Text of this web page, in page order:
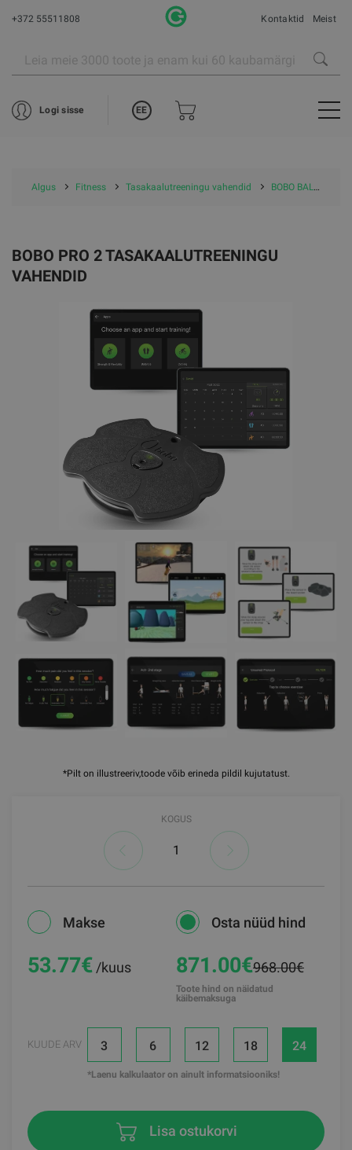
+372 55511808 Kontaktid Meist
Logi sisse EE
Algus Fitness Tasakaalutreeningu vahendid BOBO BALANCE tasakaalutreeningu vahendid
*Pilt on illustreeriv,toode võib erineda pildil kujutatust.
BOBO PRO 2 TASAKAALUTREENINGU
VAHENDID
KOGUS
Makse
53.77€ /kuus
Osta nüüd hind
871.00€968.00€
Toote hind on näidatud
käibemaksuga
KUUDE ARV 3 6 12 18 24
*Laenu kalkulaator on ainult informatsiooniks!
Lisa ostukorvi